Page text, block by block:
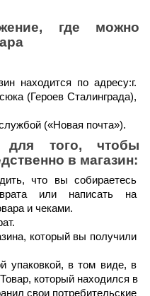
где можно
находится по адресу:г.
(Героев Сталинграда),
(«Новая почта»).
для того, чтобы
в магазин:
что вы собираетесь
или написать на
и чеками.
который вы получили
упаковкой, в том виде, в
который находился в
свои потребительские